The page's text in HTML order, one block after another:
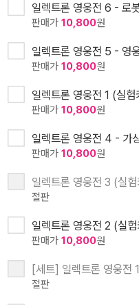
일렉트론 영웅전 6 - 로
판매가 10,800원
일렉트론 영웅전 5 - 영
판매가 10,800원
일렉트론 영웅전 1 (실
판매가 10,800원
일렉트론 영웅전 4 - 가
판매가 10,800원
일렉트론 영웅전 3 (실
절판
일렉트론 영웅전 2 (실
판매가 10,800원
[세트] 일렉트론 영웅전
절판